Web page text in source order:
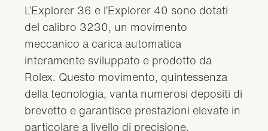
L’Explorer 36 e l’Explorer 40 sono dotati
del calibro 3230, un movimento
meccanico a carica automatica
interamente sviluppato e prodotto da
Rolex. Questo movimento, quintessenza
della tecnologia, vanta numerosi depositi di
brevetto e garantisce prestazioni elevate in
particolare a livello di precisione,